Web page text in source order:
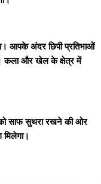
आपके अंदर छिपी प्रतिभाओं
कला और खेल के क्षेत्र में
साफ सुथरा रखने की ओर
मिलेगा।